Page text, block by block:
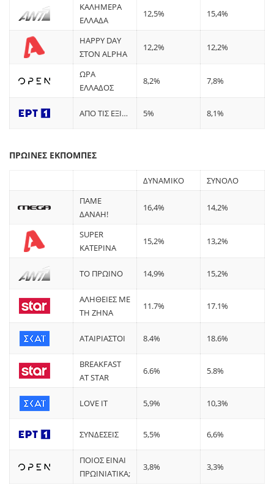
ΚΑΛΗΜΕΡΑ
ΕΛΛΑΔΑ
12,5% 15,4%
HAPPY DAY
ΣΤΟΝ ALPHA
12,2% 12,2%
ΩΡΑ
ΕΛΛΑΔΟΣ
8,2% 7,8%
ΑΠΟ ΤΙΣ ΕΞΙ… 5% 8,1%
ΠΡΩΙΝΕΣ ΕΚΠΟΜΠΕΣ
ΔΥΝΑΜΙΚΟ
ΣΥΝΟΛΟ
ΠΑΜΕ
ΔΑΝΑΗ!
16,4% 14,2%
SUPER
ΚΑΤΕΡΙΝΑ
15,2% 13,2%
ΤΟ ΠΡΩΙΝΟ 14,9% 15,2%
ΑΛΗΘΕΙΕΣ ΜΕ
ΤΗ ΖΗΝΑ
11.7% 17.1%
ΑΤΑΙΡΙΑΣΤΟΙ 8.4% 18.6%
BREAKFAST
AT STAR
6.6% 5.8%
LOVE IT 5,9% 10,3%
ΣΥΝΔΕΣΕΙΣ 5,5% 6,6%
ΠΟΙΟΣ ΕΙΝΑΙ
ΠΡΩΙΝΙΑΤΙΚΑ;
3,8% 3,3%